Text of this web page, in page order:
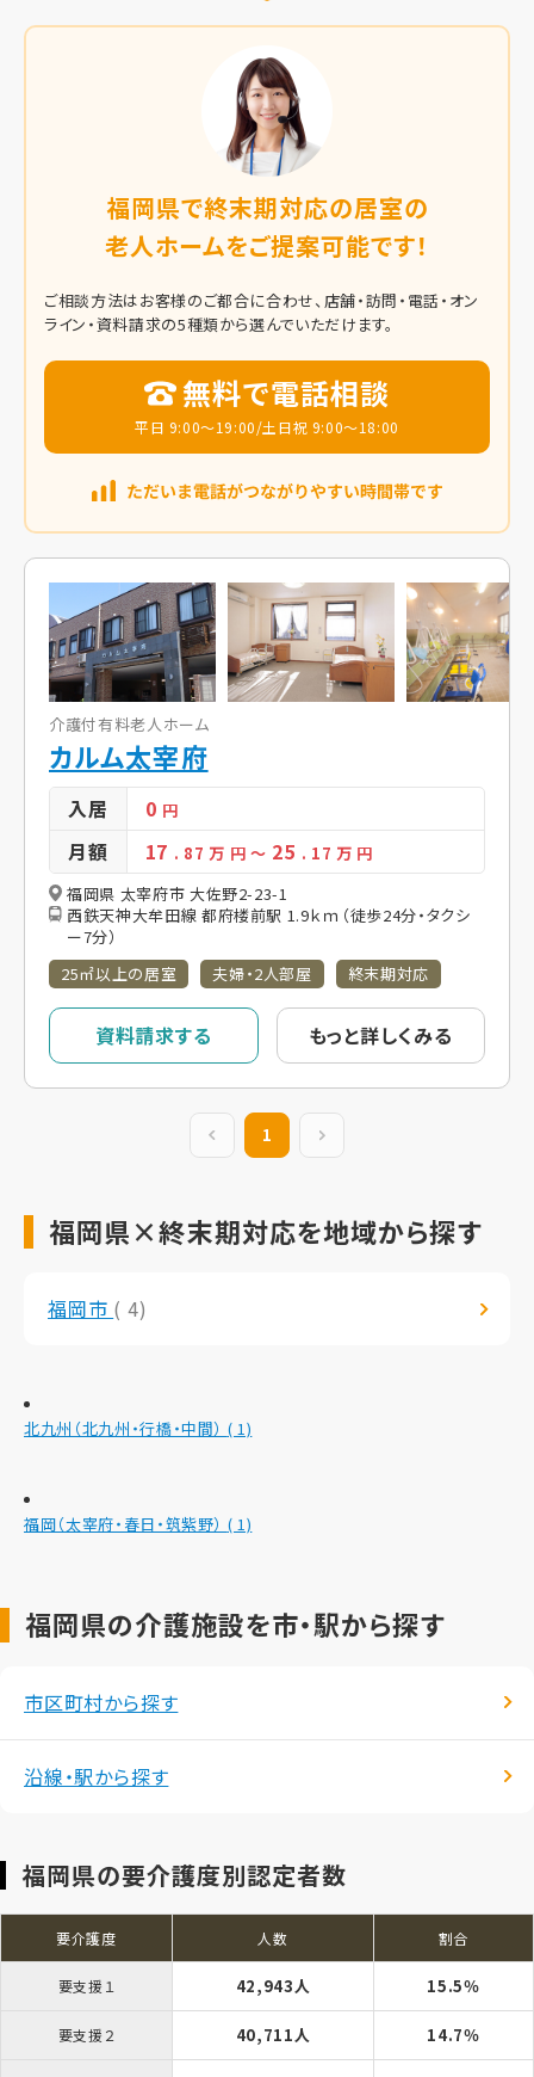
福岡県で終末期対応の居室の
老人ホームをご提案可能です！
ご相談方法はお客様のご都合に合わせ、店舗・訪問・電話・オン
ライン・資料請求の5種類から選んでいただけます。
無料で電話相談
平日 9:00～19:00/土日祝 9:00～18:00
介護付有料老人ホーム
カルム太宰府
入居 0 円
月額 17 . 87万 円 ～ 25 . 17 万 円
福岡県 太宰府市 大佐野2-23-1
西鉄天神大牟田線 都府楼前駅 1.9ｋｍ（徒歩24分・タクシ
ー7分）
25㎡以上の居室
夫婦・2人部屋 終末期対応
資料請求する もっと詳しくみる
前の20件
1
福岡県×終末期対応を地域から探す
福岡市 ( 4)
北九州（北九州・行橋・中間） ( 1)
福岡（太宰府・春日・筑紫野） ( 1)
福岡県の介護施設を市・駅から探す
市区町村から探す
沿線・駅から探す
福岡県の要介護度別認定者数
要介護度 人数 割合
要支援１ 42,943人 15.5％
要支援２ 40,711人 14.7％